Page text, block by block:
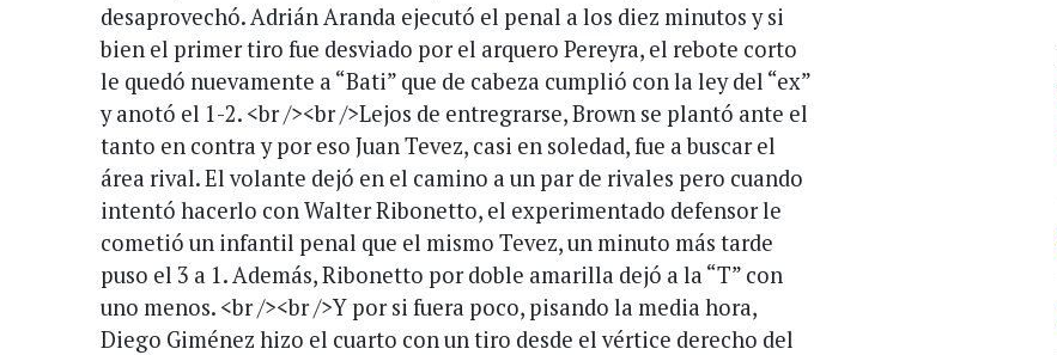
desaprovechó. Adrián Aranda ejecutó el penal a los diez minutos y si
bien el primer tiro fue desviado por el arquero Pereyra, el rebote corto
le quedó nuevamente a “Bati” que de cabeza cumplió con la ley del “ex”
y anotó el 1-2. <br /><br />Lejos de entregrarse, Brown se plantó ante el
tanto en contra y por eso Juan Tevez, casi en soledad, fue a buscar el
área rival. El volante dejó en el camino a un par de rivales pero cuando
intentó hacerlo con Walter Ribonetto, el experimentado defensor le
cometió un infantil penal que el mismo Tevez, un minuto más tarde
puso el 3 a 1. Además, Ribonetto por doble amarilla dejó a la “T” con
uno menos. <br /><br />Y por si fuera poco, pisando la media hora,
Diego Giménez hizo el cuarto con un tiro desde el vértice derecho del